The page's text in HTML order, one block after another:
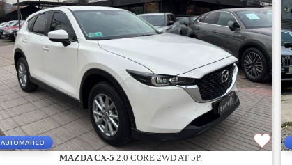
AUTOMATICO
MAZDA CX-52.0 CORE 2WD AT 5P.